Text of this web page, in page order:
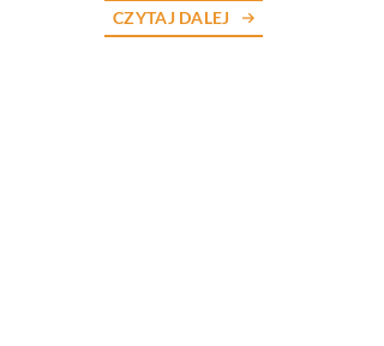
CZYTAJ DALEJ